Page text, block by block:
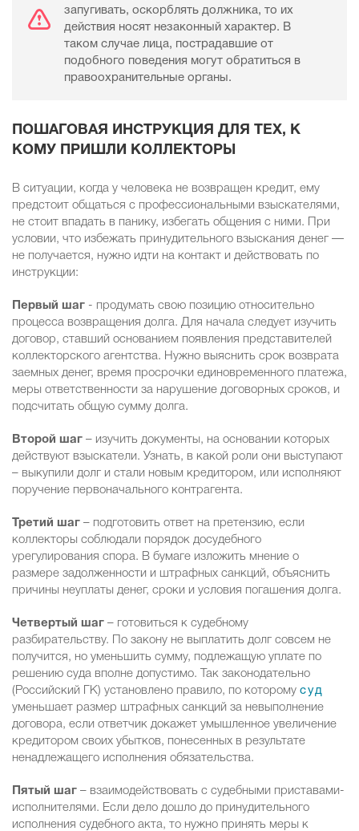
запугивать, оскорблять должника, то их
действия носят незаконный характер. В
таком случае лица, пострадавшие от
подобного поведения могут обратиться в
правоохранительные органы.
ПОШАГОВАЯ ИНСТРУКЦИЯ ДЛЯ ТЕХ, К
КОМУ ПРИШЛИ КОЛЛЕКТОРЫ
В ситуации, когда у человека не возвращен кредит, ему
предстоит общаться с профессиональными взыскателями,
не стоит впадать в панику, избегать общения с ними. При
условии, что избежать принудительного взыскания денег —
не получается, нужно идти на контакт и действовать по
инструкции:
Первый шаг - продумать свою позицию относительно
процесса возвращения долга. Для начала следует изучить
договор, ставший основанием появления представителей
коллекторского агентства. Нужно выяснить срок возврата
заемных денег, время просрочки единовременного платежа,
меры ответственности за нарушение договорных сроков, и
подсчитать общую сумму долга.
Второй шаг – изучить документы, на основании которых
действуют взыскатели. Узнать, в какой роли они выступают
– выкупили долг и стали новым кредитором, или исполняют
поручение первоначального контрагента.
Третий шаг – подготовить ответ на претензию, если
коллекторы соблюдали порядок досудебного
урегулирования спора. В бумаге изложить мнение о
размере задолженности и штрафных санкций, объяснить
причины неуплаты денег, сроки и условия погашения долга.
Четвертый шаг – готовиться к судебному
разбирательству. По закону не выплатить долг совсем не
получится, но уменьшить сумму, подлежащую уплате по
решению суда вполне допустимо. Так законодательно
(Российский ГК) установлено правило, по которому суд
уменьшает размер штрафных санкций за невыполнение
договора, если ответчик докажет умышленное увеличение
кредитором своих убытков, понесенных в результате
ненадлежащего исполнения обязательства.
Пятый шаг – взаимодействовать с судебными приставами-
исполнителями. Если дело дошло до принудительного
исполнения судебного акта, то нужно принять меры к